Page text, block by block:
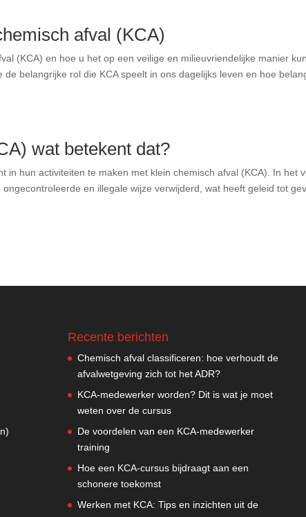
afval (KCA)
(KCA) en hoe u het op een veilige en milieuvriendelijke manier
belangrijke rol die KCA speelt in ons dagelijks leven en hoe
wat betekent dat?
in hun activiteiten te maken met klein chemisch afval (KCA). In het
en illegale wijze verwijderd, wat heeft geleid tot
Recente berichten
Chemisch afval classificeren: hoe verhoudt de
afvalwetgeving zich tot het ADR?
KCA-medewerker worden? Dit is wat je moet
weten over de cursus
De voordelen van een KCA-medewerker
training
Hoe een KCA-cursus bijdraagt aan een
schonere toekomst
Werken met KCA: Tips en inzichten uit de